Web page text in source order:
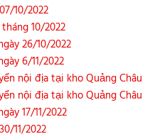
10/2022
10/2022
26/10/2022
6/11/2022
nội địa tại kho Quảng Châu
nội địa tại kho Quảng Châu
17/11/2022
11/2022